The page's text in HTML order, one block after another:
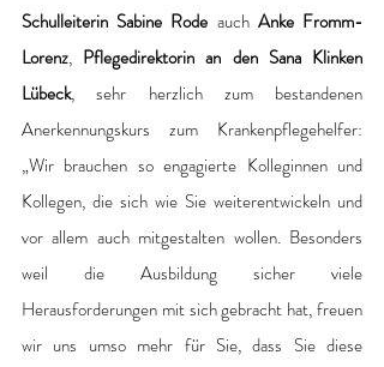
Schulleiterin Sabine Rode auch Anke Fromm-
Lorenz, Pflegedirektorin an den Sana Klinken
Lübeck, sehr herzlich zum bestandenen
Anerkennungskurs zum Krankenpflegehelfer:
„Wir brauchen so engagierte Kolleginnen und
Kollegen, die sich wie Sie weiterentwickeln und
vor allem auch mitgestalten wollen. Besonders
weil die Ausbildung sicher viele
Herausforderungen mit sich gebracht hat, freuen
wir uns umso mehr für Sie, dass Sie diese